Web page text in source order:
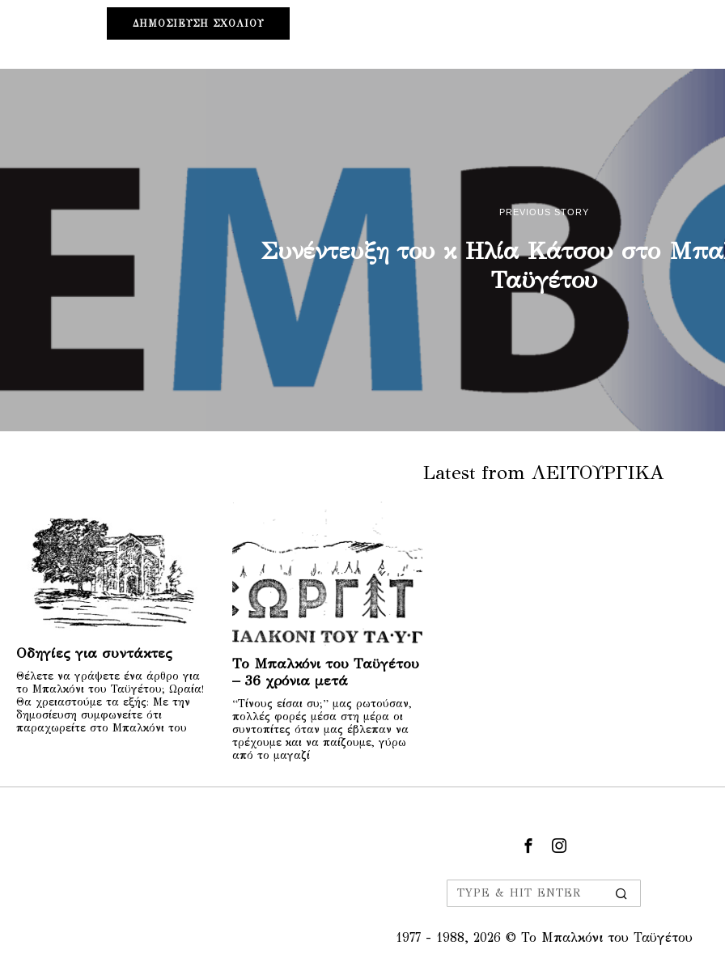
PREVIOUS STORY
Συνέντευξη του κ Ηλία Κάτσου στο
Ταϋγέτου
Latest from ΛΕΙΤΟΥΡΓΙΚΑ
Οδηγίες για συντάκτες
Θέλετε να γράψετε ένα άρθρο για
το Μπαλκόνι του Ταϋγέτου; Ωραία!
Θα χρειαστούμε τα εξής: Με την
δημοσίευση συμφωνείτε ότι
παραχωρείτε στο Μπαλκόνι του
Το Μπαλκόνι του Ταϋγέτου
– 36 χρόνια μετά
“Τίνους είσαι συ;” μας ρωτούσαν,
πολλές φορές μέσα στη μέρα οι
συντοπίτες όταν μας έβλεπαν να
τρέχουμε και να παίζουμε, γύρω
από το μαγαζί
1977 - 1988, 2026 © Το Μπαλκόνι του Ταϋγέτου